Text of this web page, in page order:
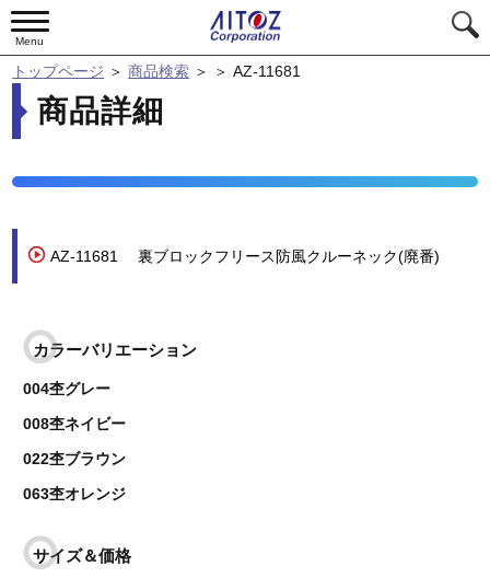
Menu
トップページ ＞商品検索 ＞ ＞AZ-11681
商品詳細
AZ-11681 裏ブロックフリース防風クルーネック(廃番)
カラーバリエーション
004杢グレー
008杢ネイビー
022杢ブラウン
063杢オレンジ
サイズ＆価格